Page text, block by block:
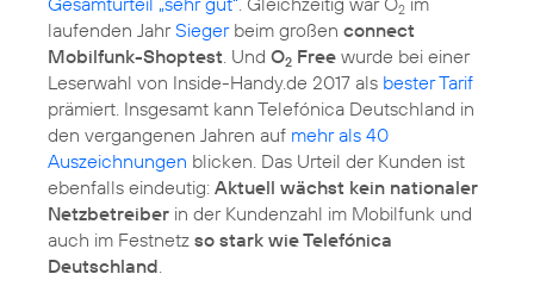
2
laufenden JahrSiegerbeim großen connect
Mobilfunk-Shoptest. Und O2 Free wurde bei einer
Leserwahl von Inside-Handy.de 2017 als bester Tarif
prämiert. Insgesamt kann Telefónica Deutschland in
den vergangenen Jahren auf mehr als 40
Auszeichnungen blicken. Das Urteil der Kunden ist
ebenfalls eindeutig: Aktuell wächst kein nationaler
Netzbetreiber in der Kundenzahl im Mobilfunk und
auch im Festnetz so stark wie Telefónica
Deutschland.